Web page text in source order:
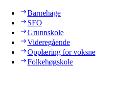
Barnehage
SFO
Grunnskole
Videregående
Opplæring for voksne
Folkehøgskole